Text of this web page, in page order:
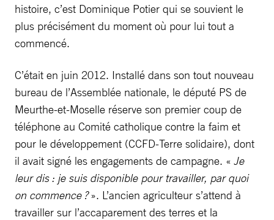
histoire, c’est Dominique Potier qui se souvient le
plus précisément du moment où pour lui tout a
commencé.
C’était en juin 2012. Installé dans son tout nouveau
bureau de l’Assemblée nationale, le député PS de
Meurthe-et-Moselle réserve son premier coup de
téléphone au Comité catholique contre la faim et
pour le développement (CCFD-Terre solidaire), dont
il avait signé les engagements de campagne. « Je
leur dis : je suis disponible pour travailler, par quoi
on commence ?». L’ancien agriculteur s’attend à
travailler sur l’accaparement des terres et la